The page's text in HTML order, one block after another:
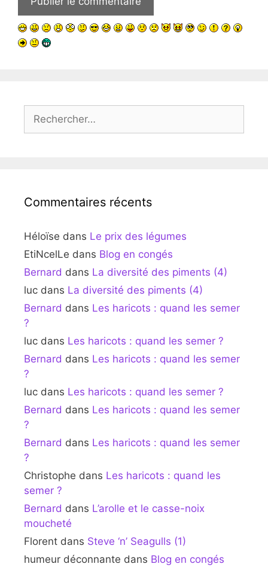
Commentaires récents
Héloïse dans Le prix des légumes
EtiNcelLe dans Blog en congés
Bernard dans La diversité des piments (4)
luc dans La diversité des piments (4)
Bernard dans Les haricots : quand les semer
?
luc dans Les haricots : quand les semer ?
Bernard dans Les haricots : quand les semer
?
luc dans Les haricots : quand les semer ?
Bernard dans Les haricots : quand les semer
?
Bernard dans Les haricots : quand les semer
?
Christophe dans Les haricots : quand les
semer ?
Bernard dans L’arolle et le casse-noix
moucheté
Florent dans Steve ‘n’ Seagulls (1)
humeur déconnante dans Blog en congés